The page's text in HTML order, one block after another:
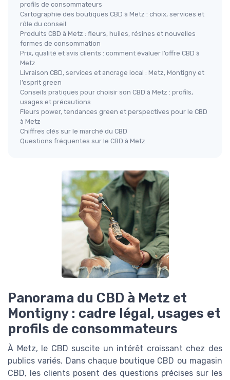
profils de consommateurs
Cartographie des boutiques CBD à Metz : choix, services et
rôle du conseil
Produits CBD à Metz : fleurs, huiles, résines et nouvelles
formes de consommation
Prix, qualité et avis clients : comment évaluer l’offre CBD à
Metz
Livraison CBD, services et ancrage local : Metz, Montigny et
l’esprit green
Conseils pratiques pour choisir son CBD à Metz : profils,
usages et précautions
Fleurs power, tendances green et perspectives pour le CBD
à Metz
Chiffres clés sur le marché du CBD
Questions fréquentes sur le CBD à Metz
Panorama du CBD à Metz et
Montigny : cadre légal, usages et
profils de consommateurs
À Metz, le CBD suscite un intérêt croissant chez des
publics variés. Dans chaque boutique CBD ou magasin
CBD, les clients posent des questions précises sur les